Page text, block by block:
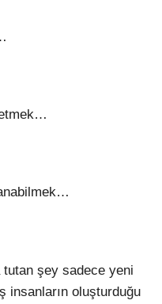
tutan şey sadece yeni
insanların oluşturduğu